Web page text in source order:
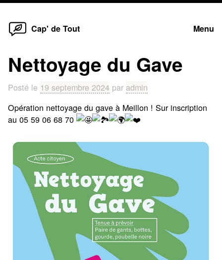
Skip
Cap' de Tout Menu
Nettoyage du Gave
Posté le 19 septembre 2024 par admin
Opération nettoyage du gave à Meillon ! Sur inscription
au 05 59 06 68 70